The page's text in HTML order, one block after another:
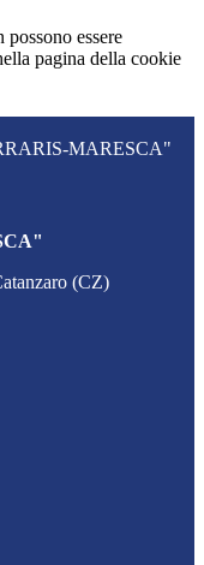
essere
pagina della cookie
MARESCA"
(CZ)